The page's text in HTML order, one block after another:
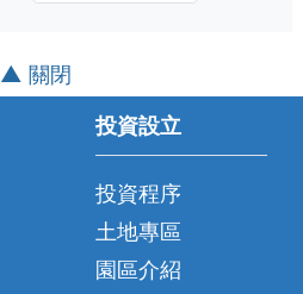
▲ 關閉
投資設立
投資程序
土地專區
園區介紹